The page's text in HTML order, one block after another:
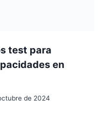
test para
en
de 2024